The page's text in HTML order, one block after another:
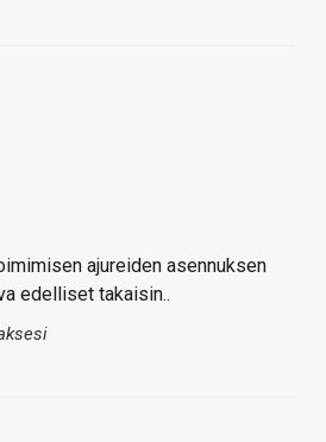
ajureiden asennuksen
edelliset takaisin..